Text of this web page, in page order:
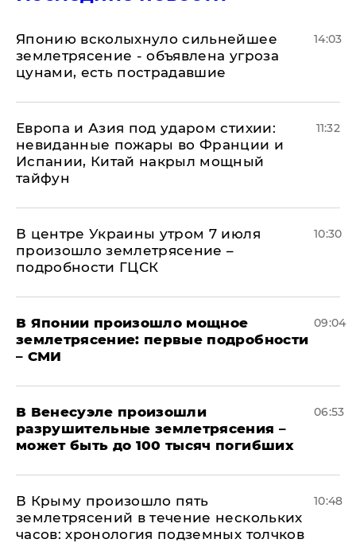
Японию всколыхнуло сильнейшее
землетрясение - объявлена угроза
цунами, есть пострадавшие
14:03
Европа и Азия под ударом стихии:
невиданные пожары во Франции и
Испании, Китай накрыл мощный
тайфун
11:32
В центре Украины утром 7 июля
произошло землетрясение –
подробности ГЦСК
10:30
В Японии произошло мощное
землетрясение: первые подробности
– СМИ
09:04
В Венесуэле произошли
разрушительные землетрясения –
может быть до 100 тысяч погибших
06:53
В Крыму произошло пять
землетрясений в течение нескольких
часов: хронология подземных толчков
10:48